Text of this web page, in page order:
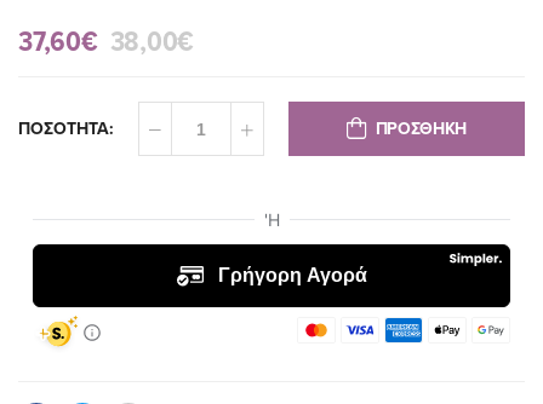
37,60€ 38,00€
ΠΟΣΟΤΗΤΑ: ΠΡΟΣΘΗΚΗ